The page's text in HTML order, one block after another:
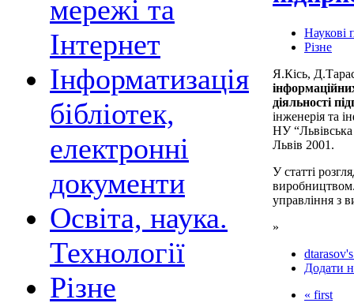
мережі та
Інтернет
Інформатизація
бібліотек,
електронні
документи
Освіта, наука.
Технології
Різне
Наукові
Різне
Я.Кісь,
діяльності
інженерія та
НУ
Львів 2001.
У статті
виробництвом.
управління з
»
Додати
« first